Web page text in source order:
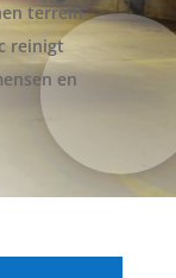
terrein
reinigt
en